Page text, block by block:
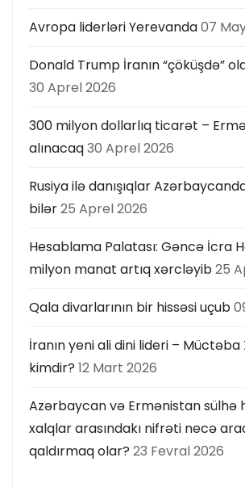
Avropa liderləri Yerevanda07
Donald Trump İranın “çöküşdə”
30 Aprel 2026
300 milyon dollarlıq ticarət –
alınacaq30 Aprel 2026
Rusiya ilə danışıqlar
bilər25 Aprel 2026
Hesablama Palatası: Gəncə İcra
milyon manat artıq xərcləyib25
Qala divarlarının bir hissəsi uçub
İranın yeni ali dini lideri –
kimdir? 12 Mart 2026
Azərbaycan və Ermənistan sülhə
xalqlar arasındakı nifrəti necə
qaldırmaq olar? 23 Fevral 2026